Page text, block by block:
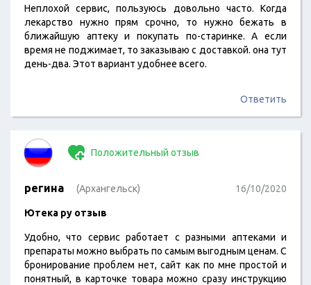
Неплохой сервис, пользуюсь довольно часто. Когда
лекарство нужно прям срочно, то нужно бежать в
ближайшую аптеку и покупать по-старинке. А если
время не поджимает, то заказываю с доставкой. она тут
день-два. Этот вариант удобнее всего.
Ответить
Положительный отзыв
регина (Архангельск) 16/10/2020
Ютека ру отзыв
Удобно, что сервис работает с разными аптеками и
препараты можно выбрать по самым выгодным ценам. С
бронирование проблем нет, сайт как по мне простой и
понятный, в карточке товара можно сразу инструкцию